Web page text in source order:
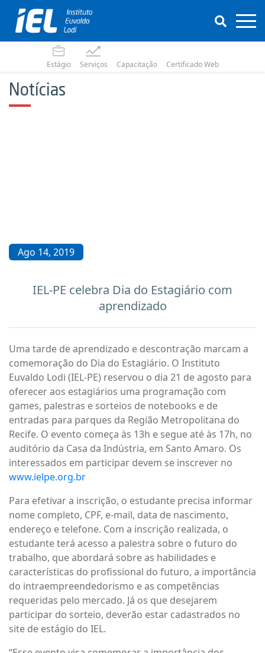
Estágio Serviços Capacitação Certificado Web
Notícias
Ago 14, 2019
IEL-PE celebra Dia do Estagiário com
aprendizado
Uma tarde de aprendizado e descontração marcam a
comemoração do Dia do Estagiário. O Instituto
Euvaldo Lodi (IEL-PE) reservou o dia 21 de agosto para
oferecer aos estagiários uma programação com
games, palestras e sorteios de notebooks e de
entradas para parques da Região Metropolitana do
Recife. O evento começa às 13h e segue até às 17h, no
auditório da Casa da Indústria, em Santo Amaro. Os
interessados em participar devem se inscrever no
www.ielpe.org.br
Para efetivar a inscrição, o estudante precisa informar
nome completo, CPF, e-mail, data de nascimento,
endereço e telefone. Com a inscrição realizada, o
estudante terá acesso a palestra sobre o futuro do
trabalho, que abordará sobre as habilidades e
características do profissional do futuro, a importância
do intraempreendedorismo e as competências
requeridas pelo mercado. Já os que desejarem
participar do sorteio, deverão estar cadastrados no
site de estágio do IEL.